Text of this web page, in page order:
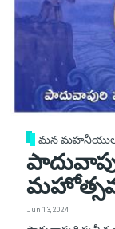
మన
Jun 13, 2024